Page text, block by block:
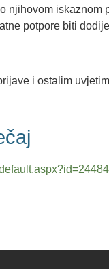
njihovom
potpore biti
i ostalim